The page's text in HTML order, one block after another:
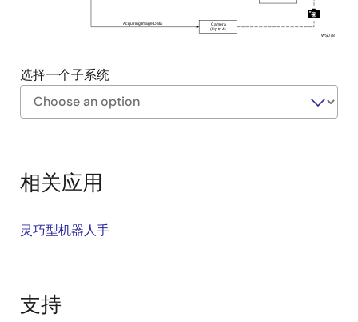
WS078
Camera
(Up to 4)
Acquiring Image Data
选择一个子系统
Diagram
相关应用
灵巧型机器人手
支持